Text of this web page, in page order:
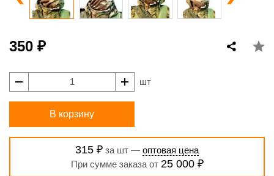
350 ₽
шт
В корзину
315 ₽ за шт — оптовая цена
При сумме заказа от 25 000 ₽